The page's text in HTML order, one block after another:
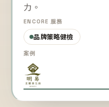
力。
ENCORE 服務
品牌策略健檢
案例